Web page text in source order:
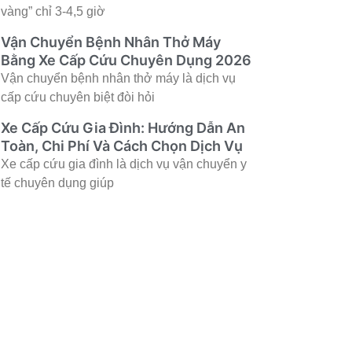
vàng” chỉ 3-4,5 giờ
Vận Chuyển Bệnh Nhân Thở Máy
Bằng Xe Cấp Cứu Chuyên Dụng 2026
Vận chuyển bệnh nhân thở máy là dịch vụ
cấp cứu chuyên biệt đòi hỏi
Xe Cấp Cứu Gia Đình: Hướng Dẫn An
Toàn, Chi Phí Và Cách Chọn Dịch Vụ
Xe cấp cứu gia đình là dịch vụ vận chuyển y
tế chuyên dụng giúp